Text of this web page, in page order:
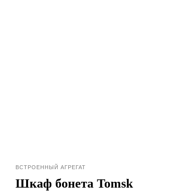
ВСТРОЕННЫЙ АГРЕГАТ
Шкаф бонета Tomsk